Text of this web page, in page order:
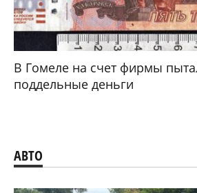
В Гомеле на счет фирмы
поддельные деньги
АВТО